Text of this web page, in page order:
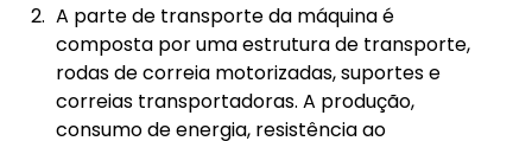
A parte de transporte da máquina é
composta por uma estrutura de transporte,
rodas de correia motorizadas, suportes e
correias transportadoras. A produção,
consumo de energia, resistência ao